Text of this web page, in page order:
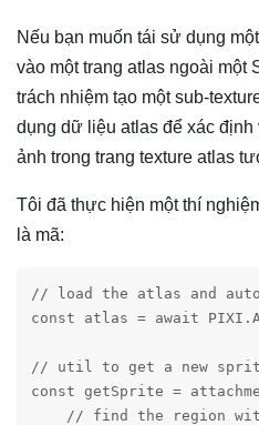
Nếu bạn muốn tái sử dụng
vào một trang atlas ngoài một
trách nhiệm tạo một sub-
dụng dữ liệu atlas để xác
ảnh trong trang texture atlas
Tôi đã thực hiện một thí
là mã:
// load the atlas and
const atlas = await
// util to get a new
const getSprite =
// find the region